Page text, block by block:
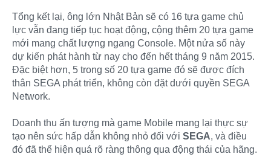
Tổng kết lại, ông lớn Nhật Bản sẽ có 16 tựa game chủ
lực vẫn đang tiếp tục hoạt động, cộng thêm 20 tựa game
mới mang chất lượng ngang Console. Một nửa số này
dự kiến phát hành từ nay cho đến hết tháng 9 năm 2015.
Đặc biệt hơn, 5 trong số 20 tựa game đó sẽ được đích
thân SEGA phát triển, không còn đặt dưới quyền SEGA
Network.
Doanh thu ấn tượng mà game Mobile mang lại thực sự
tạo nên sức hấp dẫn không nhỏ đối với SEGA, và điều
đó đã thể hiện quá rõ ràng thông qua động thái của hãng.